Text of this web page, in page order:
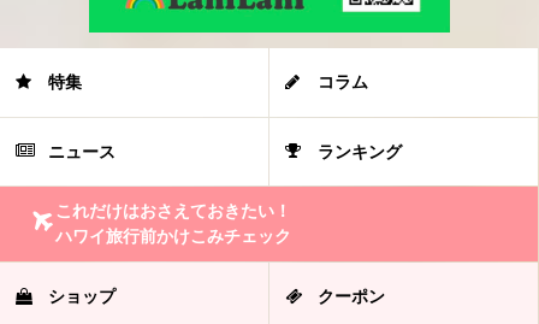
特集 コラム
ニュース ランキング
これだけはおさえておきたい！
ハワイ旅行前かけこみチェック
ショップ クーポン